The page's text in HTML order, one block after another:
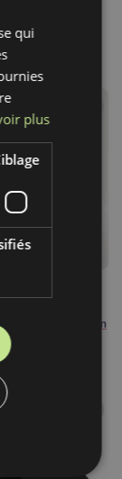
métal 25 mm
/ Pcs
2700 m
qui
plus